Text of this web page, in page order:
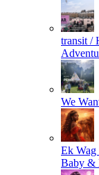
transit /
We
Ek
Baby &